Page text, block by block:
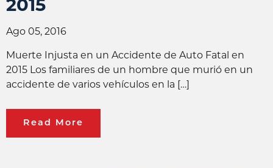
2015
Ago 05, 2016
Muerte Injusta en un Accidente de Auto Fatal en
2015 Los familiares de un hombre que murió en un
accidente de varios vehículos en la […]
Read More